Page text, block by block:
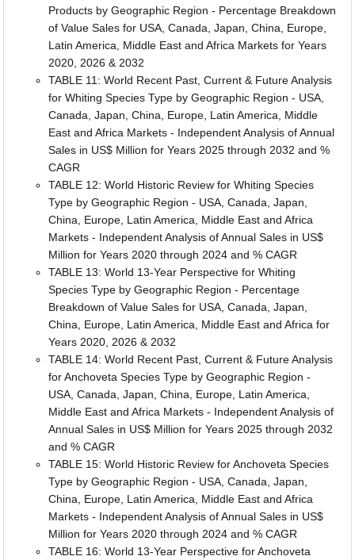
Products by Geographic Region - Percentage Breakdown
of Value Sales for USA, Canada, Japan, China, Europe,
Latin America, Middle East and Africa Markets for Years
2020, 2026 & 2032
TABLE 11: World Recent Past, Current & Future Analysis
for Whiting Species Type by Geographic Region - USA,
Canada, Japan, China, Europe, Latin America, Middle
East and Africa Markets - Independent Analysis of Annual
Sales in US$ Million for Years 2025 through 2032 and %
CAGR
TABLE 12: World Historic Review for Whiting Species
Type by Geographic Region - USA, Canada, Japan,
China, Europe, Latin America, Middle East and Africa
Markets - Independent Analysis of Annual Sales in US$
Million for Years 2020 through 2024 and % CAGR
TABLE 13: World 13-Year Perspective for Whiting
Species Type by Geographic Region - Percentage
Breakdown of Value Sales for USA, Canada, Japan,
China, Europe, Latin America, Middle East and Africa for
Years 2020, 2026 & 2032
TABLE 14: World Recent Past, Current & Future Analysis
for Anchoveta Species Type by Geographic Region -
USA, Canada, Japan, China, Europe, Latin America,
Middle East and Africa Markets - Independent Analysis of
Annual Sales in US$ Million for Years 2025 through 2032
and % CAGR
TABLE 15: World Historic Review for Anchoveta Species
Type by Geographic Region - USA, Canada, Japan,
China, Europe, Latin America, Middle East and Africa
Markets - Independent Analysis of Annual Sales in US$
Million for Years 2020 through 2024 and % CAGR
TABLE 16: World 13-Year Perspective for Anchoveta